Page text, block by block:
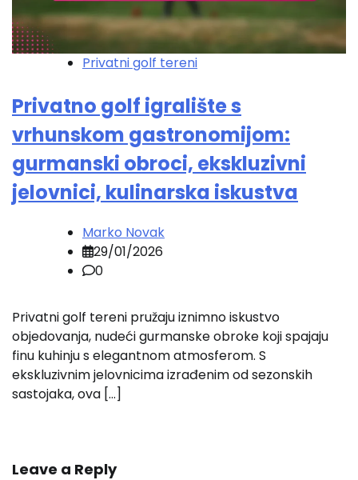
Privatni golf tereni
Privatno golf igralište s
vrhunskom gastronomijom:
gurmanski obroci, ekskluzivni
jelovnici, kulinarska iskustva
Marko Novak
29/01/2026
0
Privatni golf tereni pružaju iznimno iskustvo
objedovanja, nudeći gurmanske obroke koji spajaju
finu kuhinju s elegantnom atmosferom. S
ekskluzivnim jelovnicima izrađenim od sezonskih
sastojaka, ova […]
Leave a Reply